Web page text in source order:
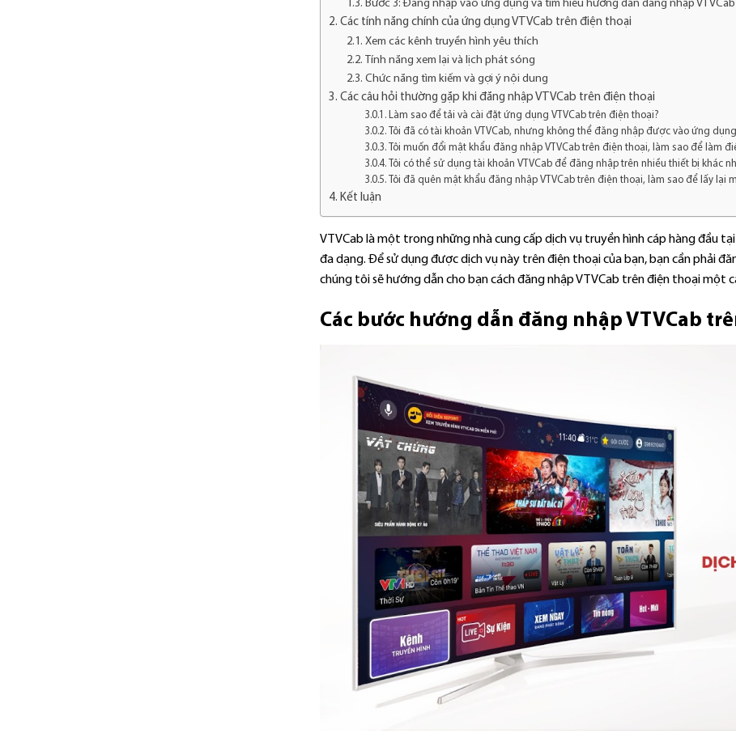
Bước 3: Đăng nhập vào ứng dụng và tìm hiểu hướng dẫn đăng nhập
Các tính năng chính của ứng dụng VTVCab trên điện thoại
Xem các kênh truyền hình yêu thích
Tính năng xem lại và lịch phát sóng
Chức năng tìm kiếm và gợi ý nội dung
Các câu hỏi thường gặp khi đăng nhập VTVCab trên điện thoại
Làm sao để tải và cài đặt ứng dụng VTVCab trên điện thoại?
Tôi đã có tài khoản VTVCab, nhưng không thể đăng nhập được vào ứng
Tôi muốn đổi mật khẩu đăng nhập VTVCab trên điện thoại, làm sao để làm
Tôi có thể sử dụng tài khoản VTVCab để đăng nhập trên nhiều thiết bị khác
Tôi đã quên mật khẩu đăng nhập VTVCab trên điện thoại, làm sao để lấy lại
Kết luận
VTVCab là một trong những nhà cung cấp dịch vụ truyền hình cáp hàng đầu
đa dạng. Để sử dụng được dịch vụ này trên điện thoại của bạn, bạn cần phải
chúng tôi sẽ hướng dẫn cho bạn cách đăng nhập VTVCab trên điện thoại một
Các bước hướng dẫn đăng nhập VTVCab